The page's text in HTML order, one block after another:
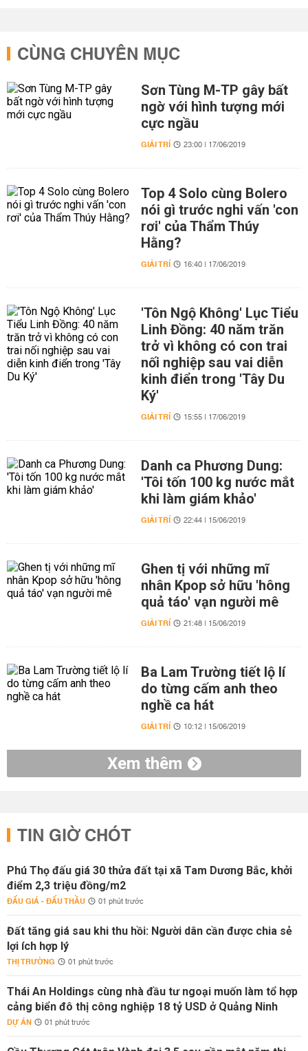
CÙNG CHUYÊN MỤC
Sơn Tùng M-TP gây bất
ngờ với hình tượng mới
cực ngầu
GIẢI TRÍ 23:00 | 17/06/2019
Top 4 Solo cùng Bolero
nói gì trước nghi vấn 'con
rơi' của Thẩm Thúy
Hằng?
GIẢI TRÍ 16:40 | 17/06/2019
'Tôn Ngộ Không' Lục Tiểu
Linh Đồng: 40 năm trăn
trở vì không có con trai
nối nghiệp sau vai diễn
kinh điển trong 'Tây Du
Ký'
GIẢI TRÍ 15:55 | 17/06/2019
Danh ca Phương Dung:
'Tôi tốn 100 kg nước mắt
khi làm giám khảo'
GIẢI TRÍ 22:44 | 15/06/2019
Ghen tị với những mĩ
nhân Kpop sở hữu 'hông
quả táo' vạn người mê
GIẢI TRÍ 21:48 | 15/06/2019
Ba Lam Trường tiết lộ lí
do từng cấm anh theo
nghề ca hát
GIẢI TRÍ 10:12 | 15/06/2019
Xem thêm
TIN GIỜ CHÓT
Phú Thọ đấu giá 30 thửa đất tại xã Tam Dương Bắc, khởi
điểm 2,3 triệu đồng/m2
ĐẤU GIÁ - ĐẤU THẦU 01 phút trước
Đất tăng giá sau khi thu hồi: Người dân cần được chia sẻ
lợi ích hợp lý
THỊ TRƯỜNG 01 phút trước
Thái An Holdings cùng nhà đầu tư ngoại muốn làm tổ hợp
cảng biển đô thị công nghiệp 18 tỷ USD ở Quảng Ninh
DỰ ÁN 01 phút trước